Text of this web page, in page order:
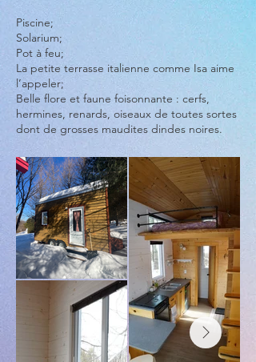
Piscine;
Solarium;
Pot à feu;
La petite terrasse italienne comme Isa aime
l’appeler;
Belle flore et faune foisonnante : cerfs,
hermines, renards, oiseaux de toutes sortes
dont de grosses maudites dindes noires.